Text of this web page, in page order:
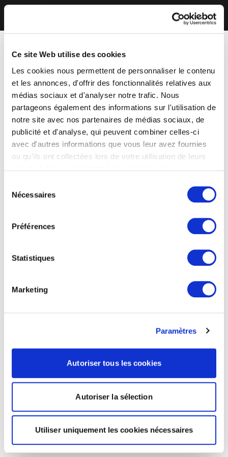
Ce site Web utilise des cookies
Les cookies nous permettent de personnaliser le contenu
et les annonces, d'offrir des fonctionnalités relatives aux
médias sociaux et d'analyser notre trafic. Nous
partageons également des informations sur l'utilisation de
notre site avec nos partenaires de médias sociaux, de
publicité et d'analyse, qui peuvent combiner celles-ci
avec d'autres informations que vous leur avez fournies
ou qu'ils ont collectées lors de votre utilisation de leurs
Nécessaires
Préférences
Statistiques
Marketing
Paramètres
Autoriser tous les cookies
Autoriser la sélection
Utiliser uniquement les cookies nécessaires